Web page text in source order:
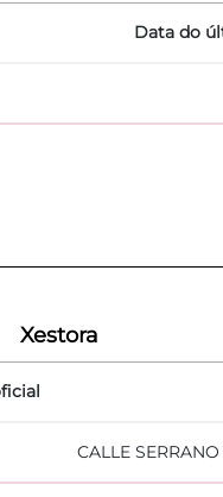
Data do
Xestora
CALLE